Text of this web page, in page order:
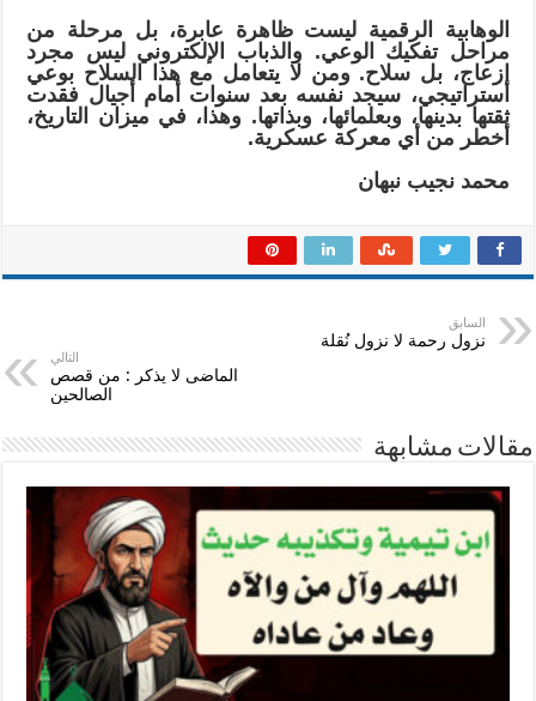
الوهابية الرقمية ليست ظاهرة عابرة، بل مرحلة من
مراحل تفكيك الوعي. والذباب الإلكتروني ليس مجرد
إزعاج، بل سلاح. ومن لا يتعامل مع هذا السلاح بوعي
استراتيجي، سيجد نفسه بعد سنوات أمام أجيال فقدت
ثقتها بدينها، وبعلمائها، وبذاتها. وهذا، في ميزان التاريخ،
أخطر من أي معركة عسكرية.
محمد نجيب نبهان
السابق
نزول رحمة لا نزول نُقلة
التالي
الماضى لا يذكر : من قصص
الصالحين
مقالات مشابهة